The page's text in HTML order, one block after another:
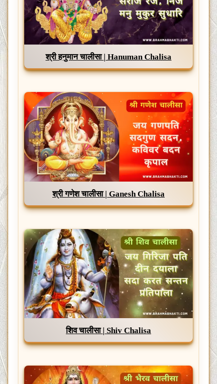
श्री हनुमान चालीसा | Hanuman Chalisa
श्री गणेश चालीसा | Ganesh Chalisa
शिव चालीसा | Shiv Chalisa